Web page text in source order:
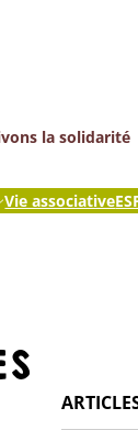
la solidarité
Vie associative